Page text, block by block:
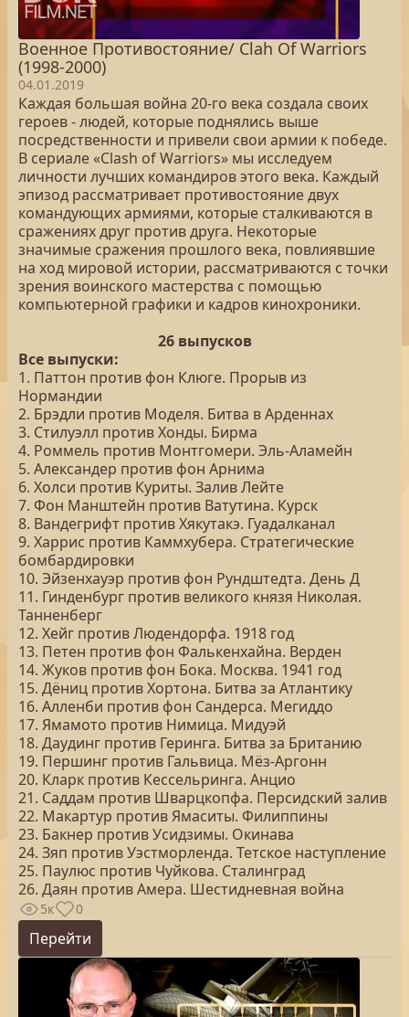
Военное Противостояние/ Clah Of Warriors
(1998-2000)
04.01.2019
Каждая большая война 20-го века создала своих
героев - людей, которые поднялись выше
посредственности и привели свои армии к победе.
В сериале «Clash of Warriors» мы исследуем
личности лучших командиров этого века. Каждый
эпизод рассматривает противостояние двух
командующих армиями, которые сталкиваются в
сражениях друг против друга. Некоторые
значимые сражения прошлого века, повлиявшие
на ход мировой истории, рассматриваются с точки
зрения воинского мастерства с помощью
компьютерной графики и кадров кинохроники.
26 выпусков
Все выпуски:
1. Паттон против фон Клюге. Прорыв из
Нормандии
2. Брэдли против Моделя. Битва в Арденнах
3. Стилуэлл против Хонды. Бирма
4. Роммель против Монтгомери. Эль-Аламейн
5. Александер против фон Арнима
6. Холси против Куриты. Залив Лейте
7. Фон Манштейн против Ватутина. Курск
8. Вандегрифт против Хякутакэ. Гуадалканал
9. Харрис против Каммхубера. Стратегические
бомбардировки
10. Эйзенхауэр против фон Рундштедта. День Д
11. Гинденбург против великого князя Николая.
Танненберг
12. Хейг против Людендорфа. 1918 год
13. Петен против фон Фалькенхайна. Верден
14. Жуков против фон Бока. Москва. 1941 год
15. Дёниц против Хортона. Битва за Атлантику
16. Алленби против фон Сандерса. Мегиддо
17. Ямамото против Нимица. Мидуэй
18. Даудинг против Геринга. Битва за Британию
19. Першинг против Гальвица. Мёз-Аргонн
20. Кларк против Кессельринга. Анцио
21. Саддам против Шварцкопфа. Персидский залив
22. Макартур против Ямаситы. Филиппины
23. Бакнер против Усидзимы. Окинава
24. Зяп против Уэстморленда. Тетское наступление
25. Паулюс против Чуйкова. Сталинград
26. Даян против Амера. Шестидневная война
5к 0
Перейти